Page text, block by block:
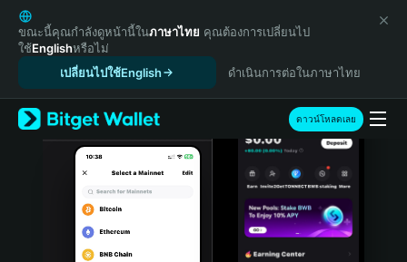
English
日本語
Tiếng Việt
Español (Latinoamérica)
Türkçe
Italiano
Português (Portugal)
ขณะนี้คุณกำลังดูหน้านี้ในภาษาไทย คุณต้องการเปลี่ยนไป
ใช้Englishหรือไม่
เปลี่ยนไปใช้English
ดำเนินการต่อในภาษาไทย
ดาวน์โหลดเลย